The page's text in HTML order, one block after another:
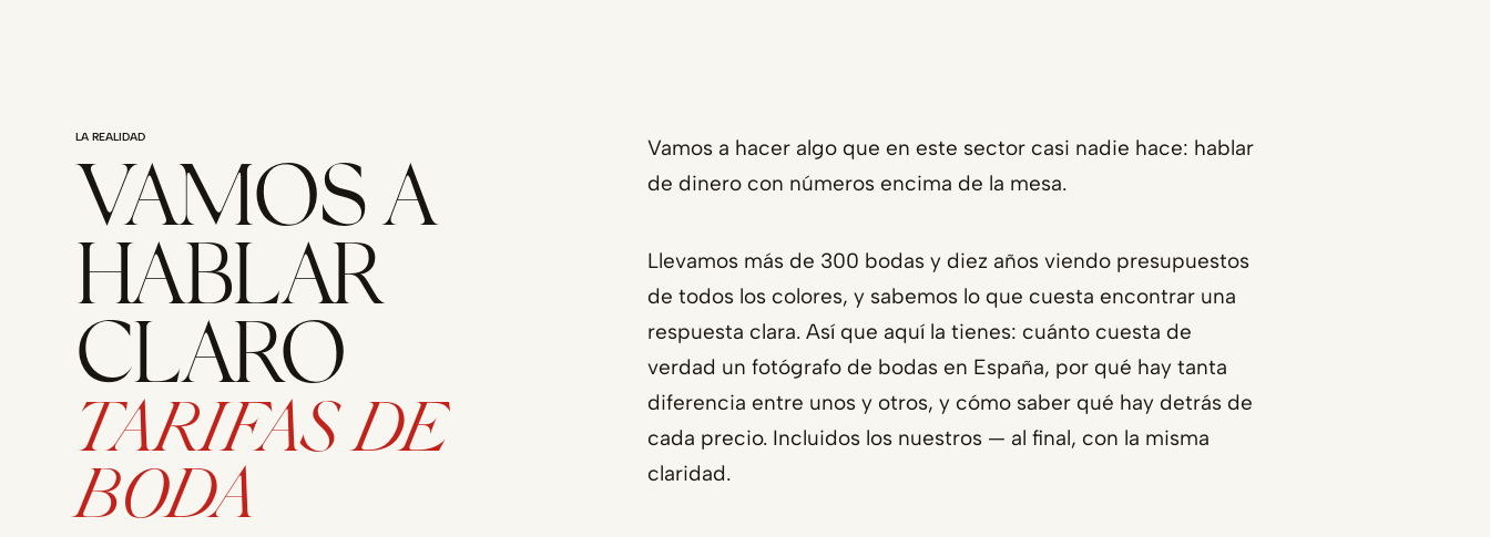
LA REALIDAD
VAMOS A
HABLAR
CLARO
TARIFAS DE
BODA
Vamos a hacer algo que en este sector casi nadie hace: hablar
de dinero con números encima de la mesa.
Llevamos más de 300 bodas y diez años viendo presupuestos
de todos los colores, y sabemos lo que cuesta encontrar una
respuesta clara. Así que aquí la tienes: cuánto cuesta de
verdad un fotógrafo de bodas en España, por qué hay tanta
diferencia entre unos y otros, y cómo saber qué hay detrás de
cada precio. Incluidos los nuestros — al final, con la misma
claridad.